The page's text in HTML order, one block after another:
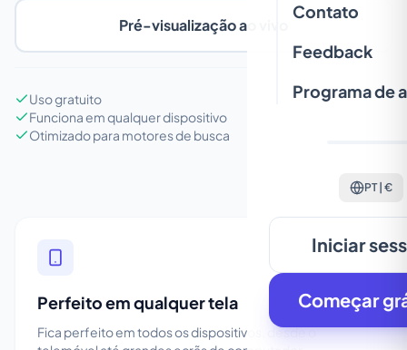
Contato
Feedback
Programa de
PT | €
Iniciar
Começar
Pré-visualização ao vivo
Uso gratuito
Funciona em qualquer dispositivo
Otimizado para motores de busca
Perfeito em qualquer tela
Fica perfeito em todos os dispositivos, desde o